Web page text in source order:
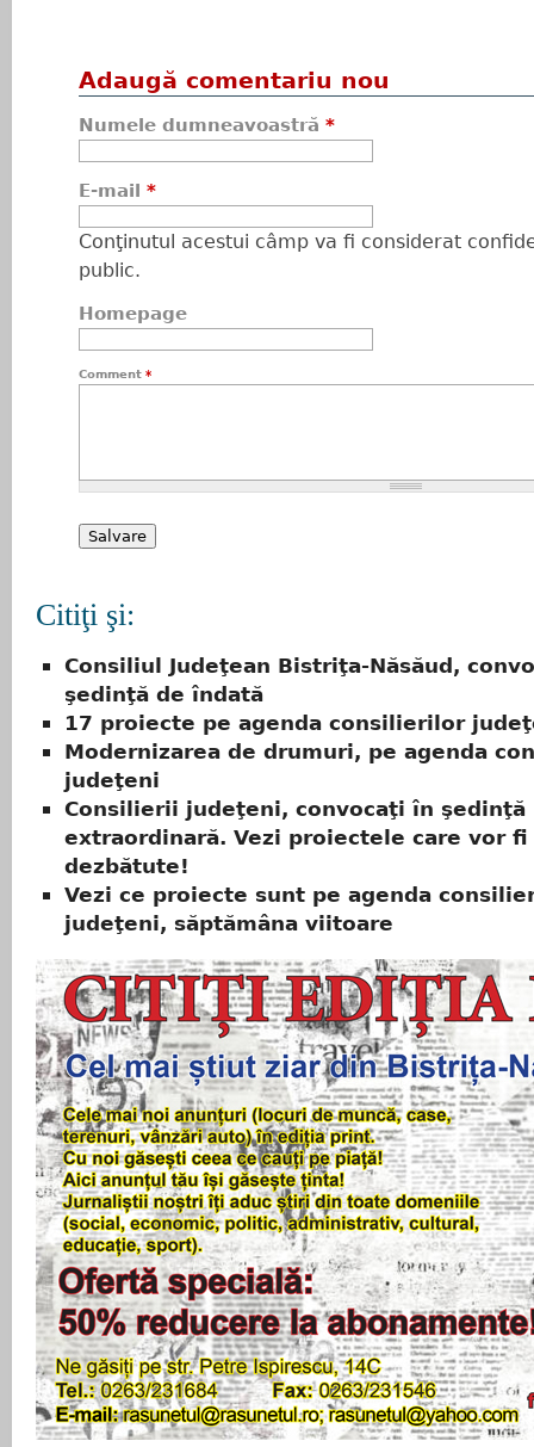
Adaugă comentariu nou
Numele dumneavoastră *
E-mail *
Conţinutul acestui câmp va fi considerat
public.
Homepage
Comment *
Citiţi şi:
Consiliul Judeţean Bistriţa-Năsăud,
şedinţă de îndată
17 proiecte pe agenda consilierilor
Modernizarea de drumuri, pe agenda
judeţeni
Consilierii judeţeni, convocaţi în şedinţă
extraordinară. Vezi proiectele care vor fi
dezbătute!
Vezi ce proiecte sunt pe agenda
judeţeni, săptămâna viitoare